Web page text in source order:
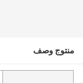
منتوج وصف